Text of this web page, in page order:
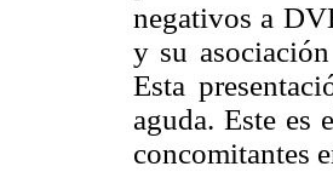
negativos a
y su
Esta
aguda. Este
concomitantes